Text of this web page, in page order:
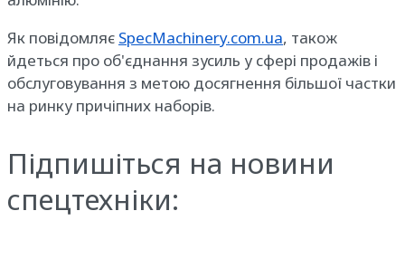
Як повідомляє SpecMachinery.com.ua, також
йдеться про об'єднання зусиль у сфері продажів і
обслуговування з метою досягнення більшої частки
на ринку причіпних наборів.
Підпишіться на новини
спецтехніки: